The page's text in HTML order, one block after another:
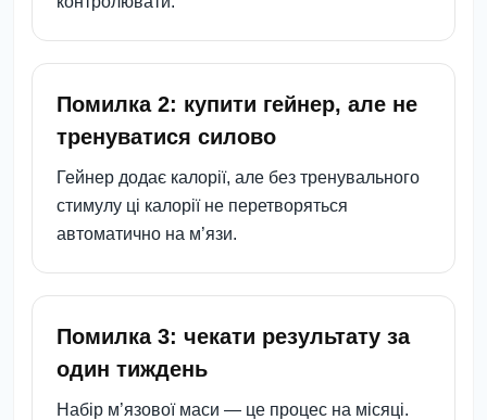
Помилка 2: купити гейнер, але не
тренуватися силово
Гейнер додає калорії, але без тренувального
стимулу ці калорії не перетворяться
автоматично на м’язи.
Помилка 3: чекати результату за
один тиждень
Набір м’язової маси — це процес на місяці.